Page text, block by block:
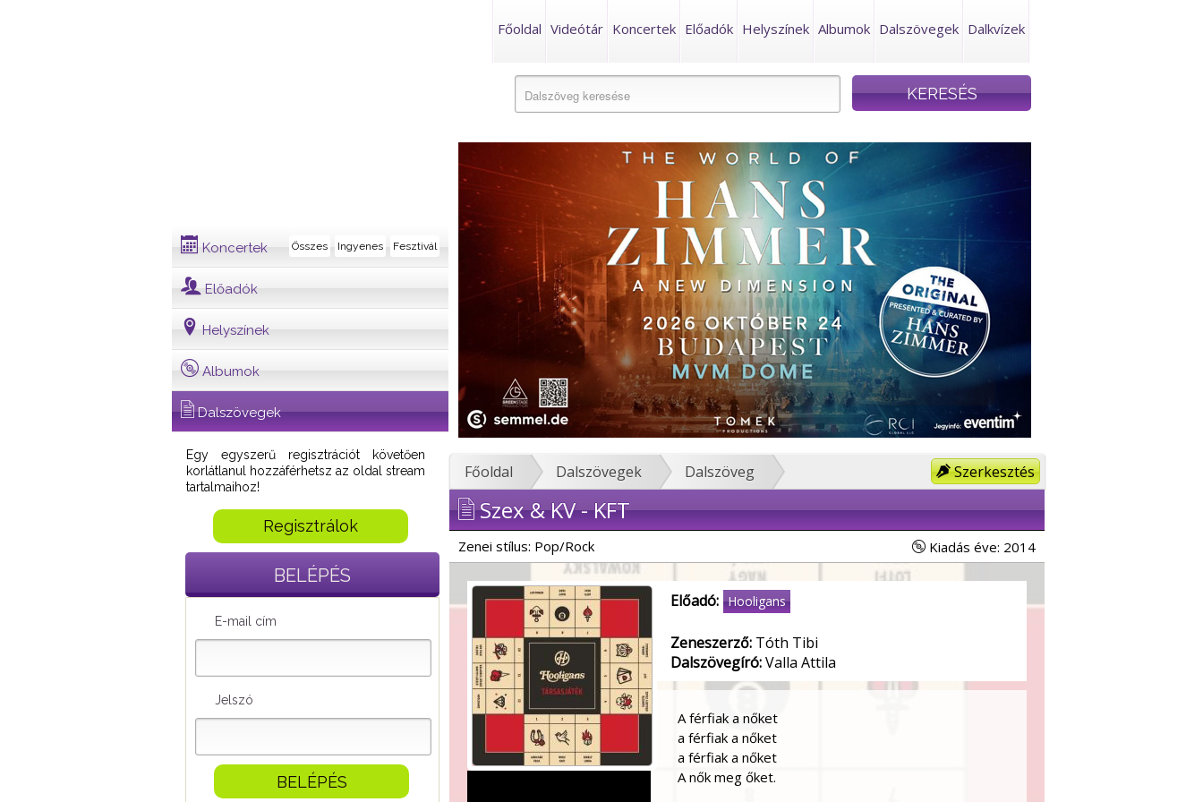
Főoldal Videótár Koncertek Előadók Helyszínek Albumok Dalszövegek Dalkvízek
Koncertek Fesztivál
Ingyenes
Összes
Előadók
Helyszínek
Albumok
Dalszövegek
Egy egyszerű regisztrációt követően
korlátlanul hozzáférhetsz az oldal stream
tartalmaihoz!
Regisztrálok
BELÉPÉS
E-mail cím
Jelszó
Szerkesztés
Főoldal Dalszövegek Dalszöveg
Szex & KV - KFT
Zenei stílus: Pop/Rock Kiadás éve: 2014
Előadó: Hooligans
Zeneszerző: Tóth Tibi
Dalszövegíró:Valla Attila
A férfiak a nőket
a férfiak a nőket
a férfiak a nőket
A nők meg őket.